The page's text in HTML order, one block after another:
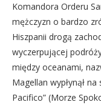
Komandora Orderu
mężczyzn o bardzo
Hiszpanii drogą
wyczerpującej
między oceanami,
Magellan wypłynął
Pacifico” (Morze